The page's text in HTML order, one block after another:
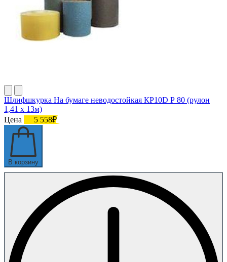
Шлифшкурка На бумаге неводостойкая КР10D Р 80 (рулон
1,41 х 13м)
Цена
5 558₽
В корзину